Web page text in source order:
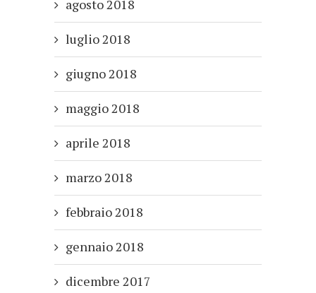
agosto 2018
luglio 2018
giugno 2018
maggio 2018
aprile 2018
marzo 2018
febbraio 2018
gennaio 2018
dicembre 2017